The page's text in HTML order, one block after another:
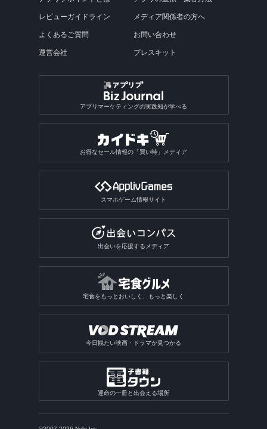
レビューガイドライン
よくあるご質問
運営会社
メディア関係者の方へ
お問い合わせ
プレスキット
アプリマーケティングの実践知が学べる
お得なセール情報の「買い時」メディア
スマホゲーム情報サイト
出会いを応援するメディア
宅食をもっとおいしく、もっと楽しく
今日観たい映画・ドラマが見つかる
運命の一冊と出会える場所